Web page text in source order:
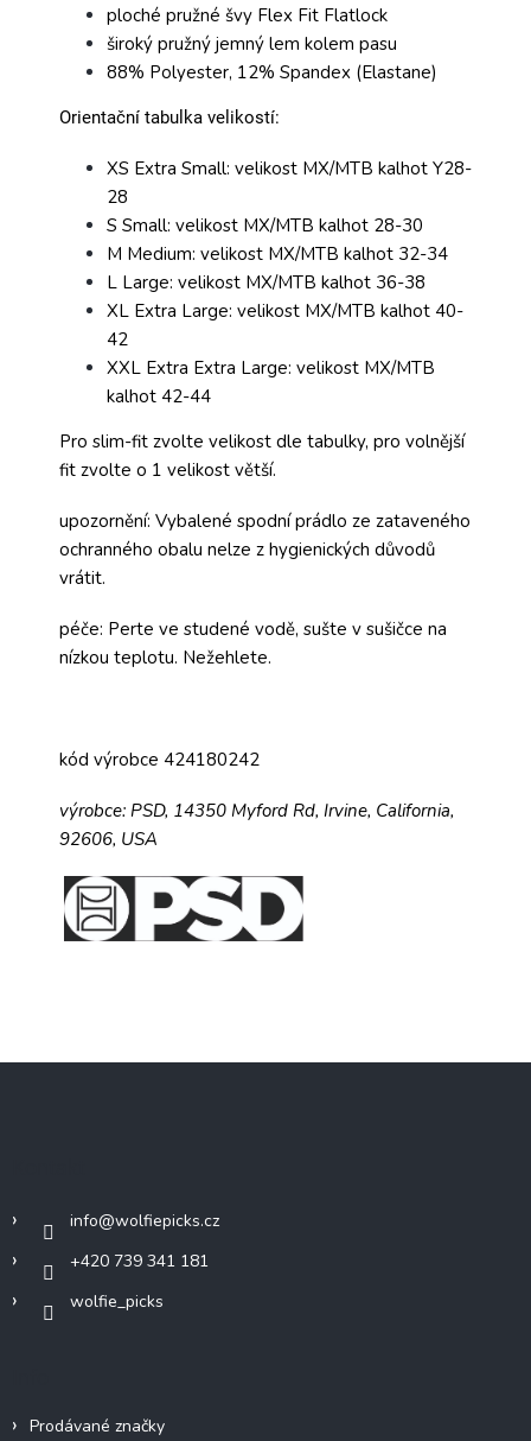
ploché pružné švy Flex Fit Flatlock
široký pružný jemný lem kolem pasu
88% Polyester, 12% Spandex (Elastane)
Orientační tabulka velikostí:
XS Extra Small: velikost MX/MTB kalhot Y28-
28
S Small: velikost MX/MTB kalhot 28-30
M Medium: velikost MX/MTB kalhot 32-34
L Large: velikost MX/MTB kalhot 36-38
XL Extra Large: velikost MX/MTB kalhot 40-
42
XXL Extra Extra Large: velikost MX/MTB
kalhot 42-44
Pro slim-fit zvolte velikost dle tabulky, pro volnější
fit zvolte o 1 velikost větší.
upozornění: Vybalené spodní prádlo ze zataveného
ochranného obalu nelze z hygienických důvodů
vrátit.
péče: Perte ve studené vodě, sušte v sušičce na
nízkou teplotu. Nežehlete.
kód výrobce 424180242
výrobce: PSD, 14350 Myford Rd, Irvine, California,
92606, USA
info@wolfiepicks.cz
+420 739 341 181
wolfie_picks
Prodávané značky